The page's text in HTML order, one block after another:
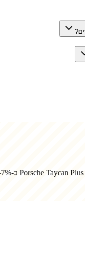
Porsche Taycan Plus ב-7%–20%. גלו כמה תחסכו.